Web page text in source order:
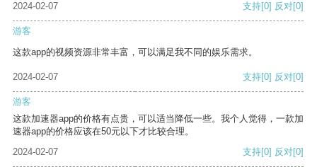
2024-02-07 支持[0] 反对[0]
游客
这款app的视频资源非常丰富，可以满足我不同的娱乐需求。
2024-02-07 支持[0] 反对[0]
游客
这款加速器app的价格有点贵，可以适当降低一些。我个人觉得，一款加
速器app的价格应该在50元以下才比较合理。
2024-02-07
支持[0] 反对[0]